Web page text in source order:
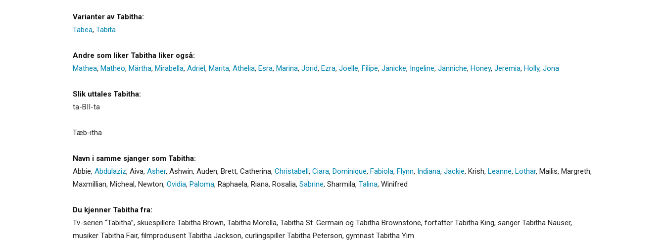
Varianter av Tabitha:
Tabea, Tabita
Andre som liker Tabitha liker også:
Mathea, Matheo, Märtha, Mirabella, Adriel, Marita, Athelia, Esra, Marina, Jorid, Ezra, Joelle, Filipe, Janicke, Ingeline, Janniche, Honey, Jeremia, Holly, Jona
Slik uttales Tabitha:
ta-BII-ta
Tæb-itha
Navn i samme sjanger som Tabitha:
Abbie, Abdulaziz, Aiva, Asher, Ashwin, Auden, Brett, Catherina, Christabell, Ciara, Dominique, Fabiola, Flynn, Indiana, Jackie, Krish, Leanne, Lothar, Mailis, Margreth,
Maxmillian, Micheal, Newton, Ovidia, Paloma, Raphaela, Riana, Rosalia, Sabrine, Sharmila, Talina, Winifred
Du kjenner Tabitha fra:
Tv-serien “Tabitha”, skuespillere Tabitha Brown, Tabitha Morella, Tabitha St. Germain og Tabitha Brownstone, forfatter Tabitha King, sanger Tabitha Nauser,
musiker Tabitha Fair, filmprodusent Tabitha Jackson, curlingspiller Tabitha Peterson, gymnast Tabitha Yim